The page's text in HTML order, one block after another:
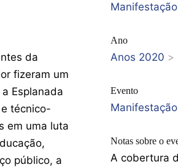
da
fizeram um
Esplanada
técnico-
em uma luta
público, a
Manifestação
Ano
Anos 2020 >
Evento
Notas sobre o
A cobertura